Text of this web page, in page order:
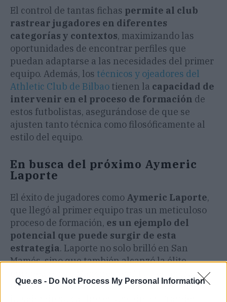
Que.es - Do Not Process My Personal Information
El control de tantas fichas permite al club
rastrear jugadores en diferentes
categorías y contextos, maximizando las
oportunidades de encontrar perfiles que
puedan adaptarse a las necesidades del primer
equipo. Además, los técnicos y ojeadores del
Athletic Club de Bilbao tienen la capacidad de
intervenir en el proceso de formación de
estos futbolistas, asegurándose de que se
ajusten tanto técnica como filosóficamente al
estilo del equipo.
En busca del próximo Aymeric
Laporte
El éxito de jugadores como Aymeric Laporte,
que llegó al primer equipo tras un meticuloso
proceso de formación, es un ejemplo del
potencial que puede surgir de esta
estrategia. Laporte no solo brilló en San
Mamés, sino que también alcanzó la élite
europea con el Manchester City y es ahora un
referenteinternacional . Encontrar un nuevo